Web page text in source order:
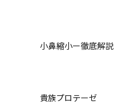
小鼻縮小ー徹底解説
貴族プロテーゼ